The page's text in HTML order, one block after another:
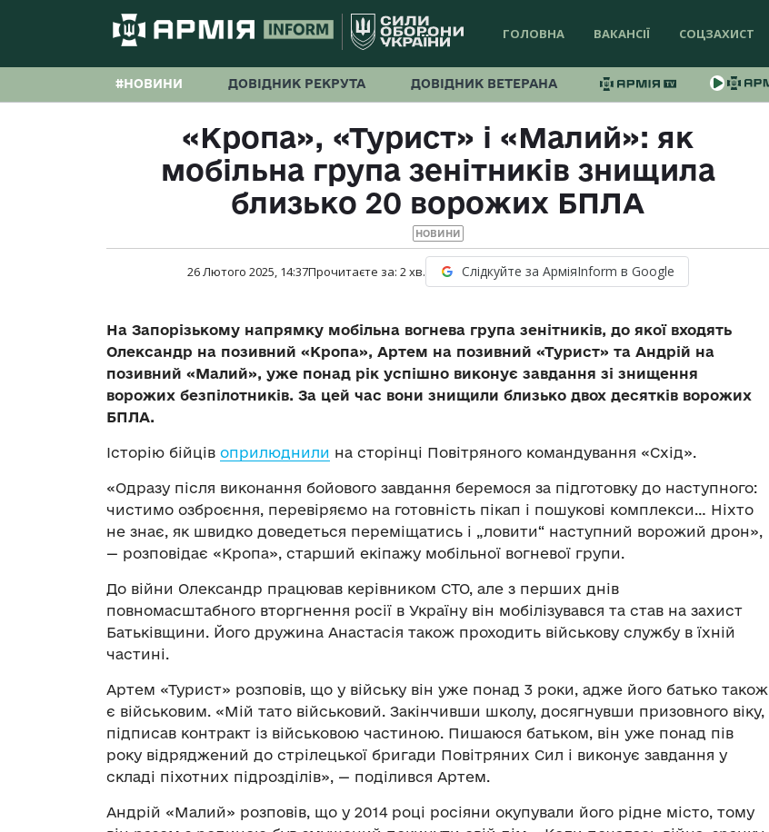
ГОЛОВНА ВАКАНСІЇ СОЦЗАХИСТ
#НОВИНИ ДОВІДНИК РЕКРУТА ДОВІДНИК ВЕТЕРАНА
«Кропа», «Турист» і «Малий»: як
мобільна група зенітників знищила
близько 20 ворожих БПЛА
НОВИНИ
26 Лютого 2025, 14:37Прочитаєте за: 2хв. Слідкуйте за АрміяInform в Google
На Запорізькому напрямку мобільна вогнева група зенітників, до якої входять
Олександр на позивний «Кропа», Артем на позивний «Турист» та Андрій на
позивний «Малий», уже понад рік успішно виконує завдання зі знищення
ворожих безпілотників. За цей час вони знищили близько двох десятків ворожих
БПЛА.
Історію бійців оприлюднили на сторінці Повітряного командування «Схід».
«Одразу після виконання бойового завдання беремося за підготовку до наступного:
чистимо озброєння, перевіряємо на готовність пікап і пошукові комплекси… Ніхто
не знає, як швидко доведеться переміщатись і „ловити“ наступний ворожий дрон»,
— розповідає «Кропа», старший екіпажу мобільної вогневої групи.
До війни Олександр працював керівником СТО, але з перших днів
повномасштабного вторгнення росії в Україну він мобілізувався та став на захист
Батьківщини. Його дружина Анастасія також проходить військову службу в їхній
частині.
Артем «Турист» розповів, що у війську він уже понад 3 роки, адже його батько також
є військовим. «Мій тато військовий. Закінчивши школу, досягнувши призовного віку,
підписав контракт із військовою частиною. Пишаюся батьком, він уже понад пів
року відряджений до стрілецької бригади Повітряних Сил і виконує завдання у
складі піхотних підрозділів», — поділився Артем.
Андрій «Малий» розповів, що у 2014 році росіяни окупували його рідне місто, тому